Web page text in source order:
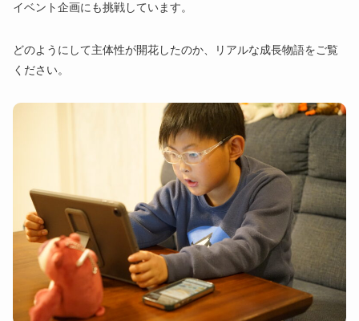
イベント企画にも挑戦しています。
どのようにして主体性が開花したのか、リアルな成長物語をご覧
ください。